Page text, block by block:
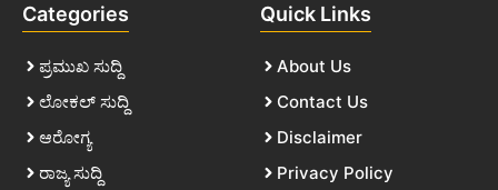
Categories
ಪ್ರಮುಖ ಸುದ್ದಿ
ಲೋಕಲ್ ಸುದ್ದಿ
ಆರೋಗ್ಯ
ರಾಜ್ಯ ಸುದ್ದಿ
Quick Links
About Us
Contact Us
Disclaimer
Privacy Policy